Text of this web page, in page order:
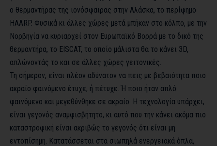
ο θερμαντήρας της ιονόσφαιρας στην Αλάσκα, το περίφημο
HAARP. Φυσικά κι άλλες χώρες μετά μπήκαν στο κόλπο, με την
Νορβηγία να κυριαρχεί στον Ευρωπαϊκό Βορρά με το δικό της
θερμαντήρα, το EISCAT, το οποίο μάλιστα θα το κάνει 3D,
απλώνοντάς το και σε άλλες χώρες γειτονικές.
Τη σήμερον, είναι πλέον αδύνατον να πεις με βεβαιότητα ποιο
ακραίο φαινόμενο έτυχε, ή πέτυχε. Ή ποιο ήταν απλό
φαινόμενο και μεγεθύνθηκε σε ακραίο. Η τεχνολογία υπάρχει,
είναι γεγονός αναμφισβήτητο, κι αυτό που την κάνει ακόμα πιο
καταστροφική είναι ακριβώς το γεγονός ότι είναι μη
εντοπίσημη. Κατατάσσεται στα σιωπηλά ενεργειακά όπλα,